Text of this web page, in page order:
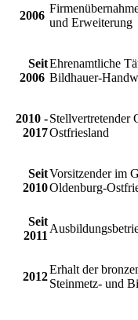
2006
und Erweiterung
Seit
2006
Ehrenamtliche
Bildhauer-
2010 -
2017
Stellvertretender
Ostfriesland
Seit
2010
Vorsitzender im
Oldenburg-
Seit
2011
2012
Erhalt der
Steinmetz- und